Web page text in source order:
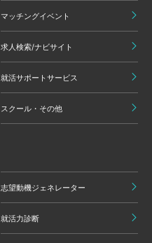
マッチングイベント
求人検索/ナビサイト
就活サポートサービス
スクール・その他
志望動機ジェネレーター
就活力診断